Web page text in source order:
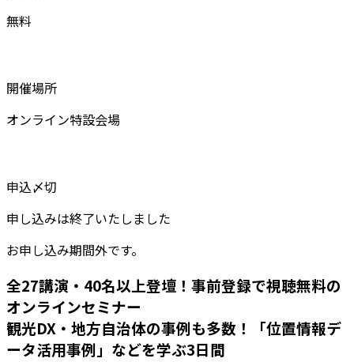
無料
開催場所
オンライン特設会場
申込〆切
申し込みは終了いたしました
お申し込み期間外です。
全27講演・40名以上登壇！事前登録で視聴無料の
オンラインセミナー
観光DX・地方自治体の事例も多数！「位置情報デ
ータ活用事例」などを学ぶ3日間